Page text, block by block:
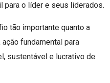
para o líder e seus liderados.
tão importante quanto a
ação fundamental para
sustentável e lucrativo de